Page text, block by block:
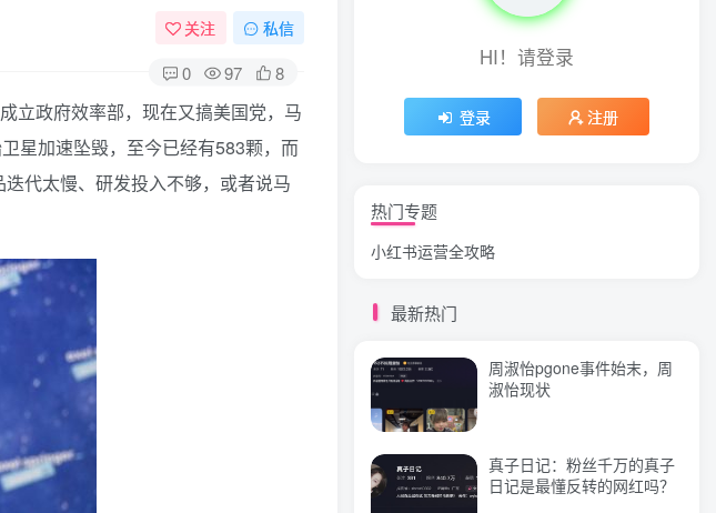
关注 私信
0 97 8
立政府效率部，现在又搞美国党，马
星加速坠毁，至今已经有583颗，而
代太慢、研发投入不够，或者说马
网红卓仕琳是哪里人，下跪
狗头萝莉事件，恶意营销不
颜值成谜热恋引热议！
标签云
HI！请登录
登录 注册
热门专题
小红书运营全攻略
最新热门
周淑怡pgone事件始末，周
淑怡现状
真子日记：粉丝千万的真子
日记是最懂反转的网红吗？